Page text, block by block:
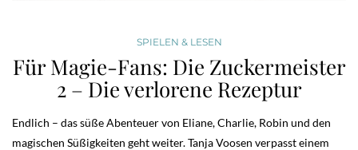
SPIELEN & LESEN
Für Magie-Fans: Die Zuckermeister
2 – Die verlorene Rezeptur
Endlich – das süße Abenteuer von Eliane, Charlie, Robin und den
magischen Süßigkeiten geht weiter. Tanja Voosen verpasst einem